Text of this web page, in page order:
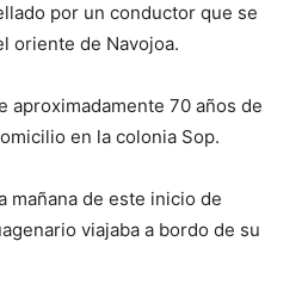
por un conductor que se
oriente de Navojoa.
aproximadamente 70 años de
en la colonia Sop.
mañana de este inicio de
viajaba a bordo de su